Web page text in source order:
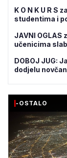
K O N K U R S
studentima i
JAVNI OGLAS
učenicima
DOBOJ JUG:
dodjelu
-OSTALO